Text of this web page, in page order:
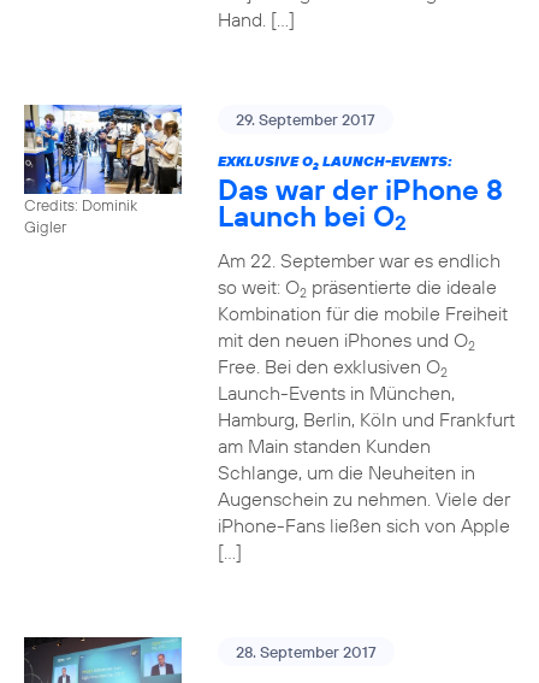
Hand. […]
Credits: Dominik
Gigler
29. September 2017
EXKLUSIVE O2LAUNCH-EVENTS:
Das war der iPhone 8
Launch bei O2
Am 22. September war es endlich
so weit: O2präsentierte die ideale
Kombination für die mobile Freiheit
mit den neuen iPhones und O2
Free. Bei den exklusiven O2
Launch-Events in München,
Hamburg, Berlin, Köln und Frankfurt
am Main standen Kunden
Schlange, um die Neuheiten in
Augenschein zu nehmen. Viele der
iPhone-Fans ließen sich von Apple
[…]
28. September 2017